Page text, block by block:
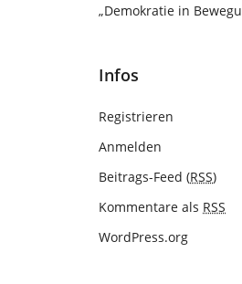
„Demokratie in
Infos
Registrieren
Anmelden
Beitrags-Feed (RSS)
Kommentare als RSS
WordPress.org